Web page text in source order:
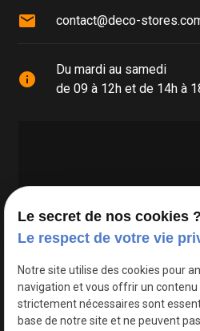
mail contact@deco-
info
Du mardi au samedi
de 09 à 12h et de 14h à
Google Maps Search API est
Le secret de nos cookies ?
Le respect de votre vie
Notre site utilise des cookies pour
navigation et vous offrir un contenu
strictement nécessaires sont
base de notre site et ne peuvent